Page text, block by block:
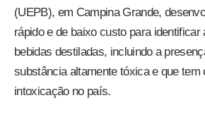
(UEPB), em Campina Grande,
rápido e de baixo custo para identificar
bebidas destiladas, incluindo a
substância altamente tóxica e que tem
intoxicação no país.